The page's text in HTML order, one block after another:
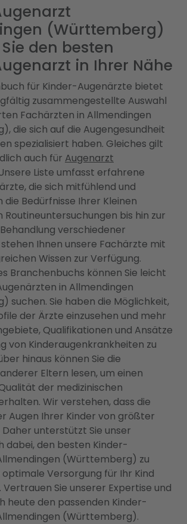
(Württemberg)
den besten
in Ihrer Nähe
für Kinder-Augenärzte bietet
zusammengestellte Auswahl
Fachärzten in Allmendingen
die sich auf die Augengesundheit
spezialisiert haben. Gleiches gilt
auch für Augenarzt
Liste umfasst erfahrene
die sich mitfühlend und
die Bedürfnisse Ihrer Kleinen
Routineuntersuchungen bis hin zur
verschiedener
Ihnen unsere Fachärzte mit
Wissen zur Verfügung.
Branchenbuchs können Sie leicht
in Allmendingen
suchen. Sie haben die Möglichkeit,
der Ärzte einzusehen und mehr
Qualifikationen und Ansätze
von Kinderaugenkrankheiten zu
hinaus können Sie die
Eltern lesen, um einen
der medizinischen
Wir verstehen, dass die
Augen Ihrer Kinder von größter
Daher unterstützt Sie unser
dabei, den besten Kinder-
(Württemberg) zu
optimale Versorgung für Ihr Kind
Sie unserer Expertise und
heute den passenden Kinder-
(Württemberg).